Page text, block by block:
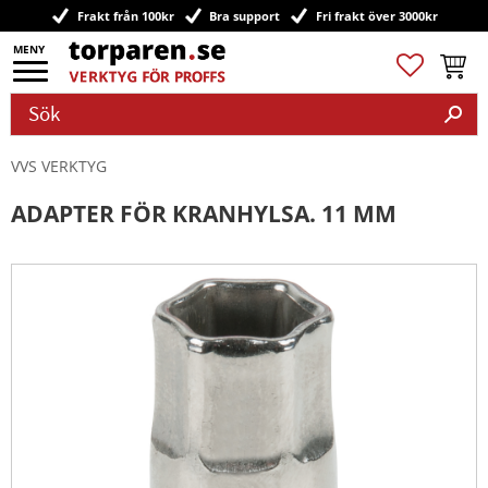
Meny
Frakt från 100kr Bra support Fri frakt över 3000kr
Favoriter
VVS VERKTYG
ADAPTER FÖR KRANHYLSA. 11 MM